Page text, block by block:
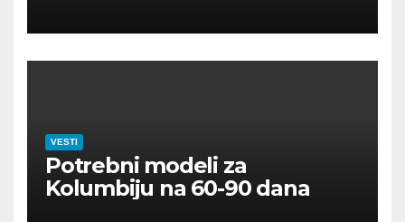
VESTI
Potrebni modeli za
Kolumbiju na 60-90 dana